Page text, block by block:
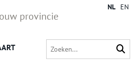
provincie
NL EN